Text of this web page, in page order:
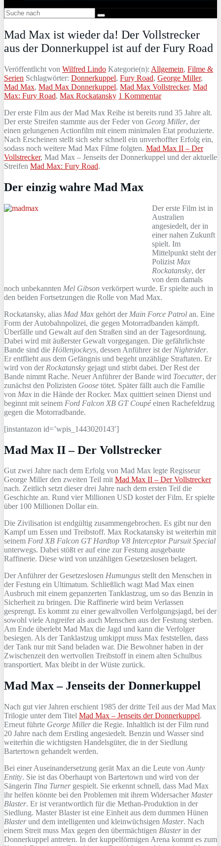
Mad Max ist wieder da! Der Vollstrecker
aus der Donnerkuppel ist auf der Fury Road
Veröffentlicht von Wilfred Lindo Kategorie(n): Allgemein, Filme &
Serien Schlagwörter: Donnerkuppel, Fury Road, George Miller,
Mad Max, Mad Max Donnerkuppel, Mad Max Vollstrecker, Mad
Max: Fury Road, Max Rockatansky 1 Kommentar
Der erste Film aus der Mad Max Reihe ist bereits rund 35 Jahre alt.
Der erste Streifen stammte aus der Feder von Georg Miller, der
einen gelungenen Actionfilm mit einem minimalen Etat produzierte.
Nach Erscheinen stellt sich sehr schnell ein unverhoffter Erfolg ein,
sodass noch weitere Mad Max Filme folgten. Mad Max II – Der
Vollstrecker, Mad Max – Jenseits der Donnerkuppel und der aktuelle
Streifen Mad Max: Fury Road.
Der einzig wahre Mad Max
Der erste Film ist in
Australien
angesiedelt, der in
einer nahen Zukunft
spielt. Im
Mittelpunkt steht der
Polizist Max
Rockatansky, der
von dem damals
noch unbekannten Mel Gibson verkörpert wurde. Er spielte auch in
den beiden Fortsetzungen die Rolle von Mad Max.
Rockatansky, alias Mad Max gehört der Main Force Patrol an. Eine
Form der Autobahnpolizei, die gegen Motorradbanden kämpft.
Überfälle und Gewalt auf den Straßen sind an der Tagesordnung.
Dabei wird mit äußerster Gewalt vorgegangen. Die gefährlichste
Bande sind die Höllenjockeys, dessen Anführer ist der Nightrider.
Er entflieht aus dem Gefängnis und begeht unzählige Straftaten. Er
wird von der Rockatansky gejagt und stirbt dabei. Der Rest der
Bande nimmt Rache. Neuer Anführer der Bande wird Toecutter, der
zunächst den Polizisten Goose tötet. Später fällt auch die Familie
von Max in die Hände der Rocker. Max quittiert seinen Dienst und
beginnt mit seinem Ford Falcon XB GT Coupéeinen Rachefeldzug
gegen die Motorradbande.
[instantazon id=’wpis_1443020143′]
Mad Max II – Der Vollstrecker
Gut zwei Jahre nach dem Erfolg von Mad Max legte Regisseur
George Miller den zweiten Teil mitMad Max II – Der Vollstrecker
nach. Zeitlich setzt dieser drei Jahre nach dem ersten Teil die
Geschichte an. Rund vier Millionen USD kostet der Film. Er spielte
über 100 Millionen Dollar ein.
Die Zivilisation ist endgültig zusammengebrochen. Es gibt nur den
Kampf um Essen und Treibstoff. Max Rockatansky ist weiterhin mit
seinem Ford XB Falcon GT Hardtop V8 Interceptor Pursuit Special
unterwegs. Dabei stößt er auf eine zur Festung ausgebaute
Raffinerie. Diese wird von unzähligen Gesetzeslosen belagert.
Der Anführer der Gesetzeslosen Humungus stellt den Menschen in
der Festung ein Ultimatum. Schließlich wagt Mad Max einen
Ausbruch mit einem gepanzerten Tanklastzug, um so das Benzin in
Sicherheit zu bringen. Die Raffinerie wird beim Verlassen
gesprengt. Es kommt zu einer gewaltvollen Verfolgungsjagd, bei der
sowohl viele Angreifer als auch Menschen aus der Festung sterben.
Am Ende überlebt Mad Max die Jagd und kann die Verfolger
besiegen. Als der Tanklastzug umkippt muss Max feststellen, dass
der Tank nur mit Sand beladen war. Die Bewohner haben in der
Zwischenzeit den wertvollen Treibstoff in einem alten Schulbus
transportiert. Max bleibt in der Wüste zurück.
Mad Max – Jenseits der Donnerkuppel
Nach gut vier Jahren erschient 1985 der dritte Teil aus der Mad Max
Trilogie unter dem Titel Mad Max – Jenseits der Donnerkuppel.
Erneut führte George Millerdie Regie. Inhaltlich ist der Film rund
20 Jahre nach dem Erstling angesiedelt. Benzin und Wasser sind
weiterhin die wichtigsten Handelsgüter, die in der Siedlung
Bartertown gehandelt werden.
Bei einer Auseinandersetzung gerät Max an die Leute von Aunty
Entity. Sie ist das Oberhaupt von Bartertown und wird von der
Sängerin Tina Turner gespielt. Sie erkennt schnell, dass Mad Max
ihr helfen könnte bei den Problemen mit ihrem Widersacher Master
Blaster. Er ist verantwortlich für die Methan-Produktion in der
Siedlung. Master Blaster ist eine Einheit aus dem dummen Hünen
Blasterund dem intelligenten und kleinwüchsigen Master. Nach
einem Streit muss Max gegen den übermächtigen Blasterin der
Donnerkuppel antreten. In der kuppelförmigen Arena kommt es zum